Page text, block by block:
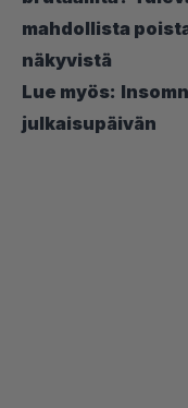
mahdollista
näkyvistä
Lue myös:
julkaisupäivän